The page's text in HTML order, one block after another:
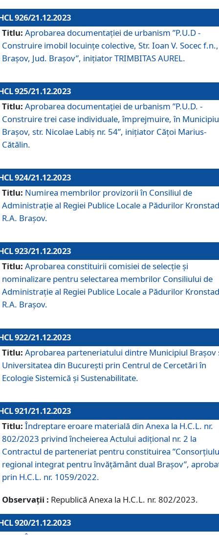
926/21.12.2023
Titlu: Aprobarea documentaţiei de urbanism ”P.U.D -
Construire imobil locuințe colective, Str. Ioan V. Socec f.n.,
Brașov, Jud. Brașov”, inițiator TRIMBITAS AUREL.
925/21.12.2023
Titlu: Aprobarea documentaţiei de urbanism ”P.U.D. -
Construire trei case individuale, împrejmuire, în
Brașov, str. Nicolae Labiș nr. 54”, inițiator Cățoi Marius-
Cătălin.
924/21.12.2023
Titlu: Numirea membrilor provizorii în Consiliul de
Administraţie al Regiei Publice Locale a Pădurilor
R.A. Brașov.
923/21.12.2023
Titlu: Aprobarea constituirii comisiei de selecție și
nominalizare pentru selectarea membrilor Consiliului de
Administrație al Regiei Publice Locale a Pădurilor
R.A. Brașov.
922/21.12.2023
Titlu: Aprobarea parteneriatului dintre Municipiul Brașov
Universitatea din București prin Centrul de Cercetări în
Ecologie Sistemică și Sustenabilitate.
921/21.12.2023
Titlu: Îndreptare eroare materială din Anexa la H.C.L. nr.
802/2023 privind încheierea Actului adițional nr. 2 la
Contractul de parteneriat pentru constituirea
regional integrat pentru învățământ dual Brașov”,
prin H.C.L. nr. 1059/2022.
Observații : Republică Anexa la H.C.L. nr. 802/2023.
920/21.12.2023